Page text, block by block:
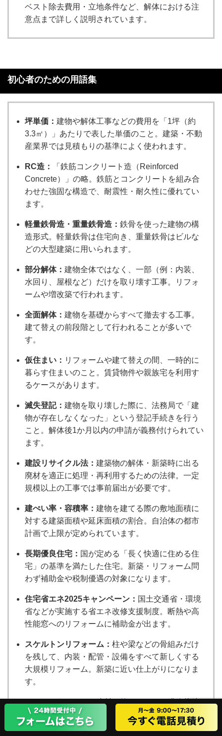
ベスト除去費用・立地条件など、解体における注
意点まで詳しく説明されています。
初心者のための用語集
坪単価： 建物や解体工事などの費用を「1坪（約
3.3㎡）」あたりで表した単価のこと。建築・不動
産業界では見積もりの基準によく使われます。
RC造：
「鉄筋コンクリート造（Reinforced
Concrete）」の略。鉄筋とコンクリートを組み合
わせた強固な構造で、耐震性・耐久性に優れてい
ます。
軽量鉄骨造・重量鉄骨造： 鉄骨を使った建物の構
造形式。軽量鉄骨は住宅向き、重量鉄骨はビルな
どの大型建築に用いられます。
部分解体： 建物全体ではなく、一部（例：内装、
水回り、屋根など）だけを取り壊す工事。リフォ
ームや増改築で行われます。
全面解体： 建物を基礎からすべて撤去する工事。
建て替えの前段階として行われることが多いで
す。
仮住まい： リフォームや建て替えの間、一時的に
暮らす住まいのこと。賃貸物件や親族宅を利用す
るケースがあります。
滅失登記： 建物を取り壊した際に、法務局で「建
物が存在しなくなった」という登記手続きを行う
こと。解体後1か月以内の申請が義務付けられてい
ます。
建設リサイクル法： 建築物の解体・新築時に出る
廃材を適正に処理・再利用するための法律。一定
規模以上の工事では事前届出が必要です。
建ぺい率・容積率： 建物を建てる際の敷地面積に
対する建築面積や延床面積の割合。自治体の都市
計画で上限が定められています。
長期優良住宅： 国が定める「長く快適に住める住
宅」の基準を満たした住宅。新築・リフォーム問
わず補助金や税制優遇の対象になります。
住宅省エネ2025キャンペーン： 国土交通省・環境
省などが実施する省エネ改修支援制度。断熱や高
性能窓へのリフォームに補助金が出ます。
スケルトンリフォーム： 柱や梁などの骨組みだけ
を残して、内装・配管・設備をすべて新しくする
大規模リフォーム。新築に近い仕上がりになりま
す。
アスベスト：かつて建材に使われていた繊維状鉱
物。人体に有害なため、現在は使用禁止。除去工
事には専門業者による特別な処理が必要です。